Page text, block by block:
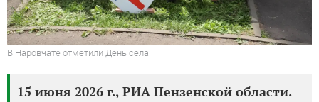
В Наровчате отметили День села
15 июня 2026 г., РИА Пензенской области.